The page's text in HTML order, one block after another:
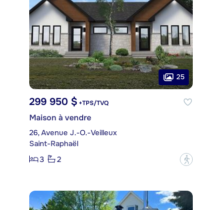
25
299 950 $ +TPS/TVQ
Maison à vendre
26, Avenue J.-O.-Veilleux
Saint-Raphaël
3
2 ?